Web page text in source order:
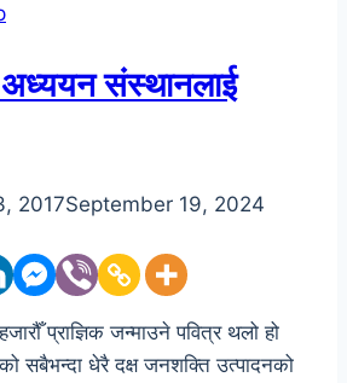
अध्ययन संस्थानलाई
2017September 19, 2024
प्राज्ञिक जन्माउने पवित्र थलो हो
सबैभन्दा धेरै दक्ष जनशक्ति उत्पादनको